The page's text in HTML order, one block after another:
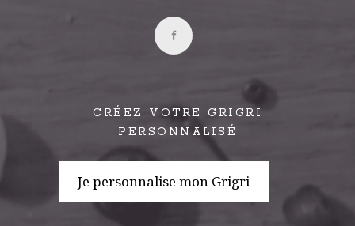
CRÉEZ VOTRE GRIGRI
PERSONNALISÉ
Je personnalise mon Grigri